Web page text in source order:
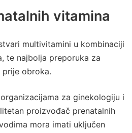
vitamina
multivitamini u kombinaciji
te najbolja preporuka za
prije obroka.
za ginekologiju i
proizvođač prenatalnih
mora imati uključen